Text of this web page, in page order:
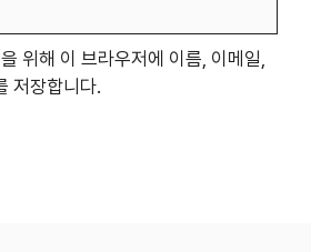
위해 이 브라우저에 이름, 이메일,
저장합니다.